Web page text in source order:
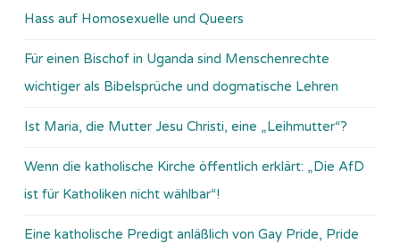
Hass auf Homosexuelle und Queers
Für einen Bischof in Uganda sind Menschenrechte
wichtiger als Bibelsprüche und dogmatische Lehren
Ist Maria, die Mutter Jesu Christi, eine „Leihmutter“?
Wenn die katholische Kirche öffentlich erklärt: „Die AfD
ist für Katholiken nicht wählbar“!
Eine katholische Predigt anläßlich von Gay Pride, Pride